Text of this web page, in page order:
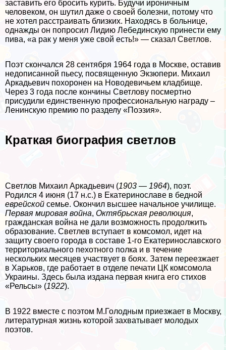
заставить его бросить курить. Будучи ироничным
человеком, он шутил даже о своей болезни, потому что
не хотел расстраивать близких. Находясь в больнице,
однажды он попросил Лидию Лебединскую принести ему
пива, «а paк у меня уже свой есть!» — сказал Светлов.
Поэт скончался 28 сентября 1964 года в Москве, оставив
недописанной пьесу, посвященную Экзюпери. Михаил
Аркадьевич похоронен на Новодевичьем кладбище.
Через 3 года после кончины Светлову поcмepтно
присудили единственную профессиональную награду –
Ленинскую премию по разделу «Поэзия».
Краткая биография светлов
Светлов Михаил Аркадьевич (1903 — 1964), поэт.
Родился 4 июня (17 н.с.) в Екатеринославе в бедной
еврейской семье. Окончил высшее начальное училище.
Первая мировая война, Октябрьская революция,
гражданская война не дали возможность продолжить
образование. Светлев вступает в комсомол, идет на
защиту своего города в составе 1-го Екатеринославского
территориального пехотного полка и в течение
нескольких месяцев участвует в боях. Затем переезжает
в Харьков, где работает в отделе печати ЦК комсомола
Украины. Здесь была издана первая книга его стихов
«Рельсы» (1922).
В 1922 вместе с поэтом М.Голодным приезжает в Москву,
литературная жизнь которой захватывает молодых
поэтов.